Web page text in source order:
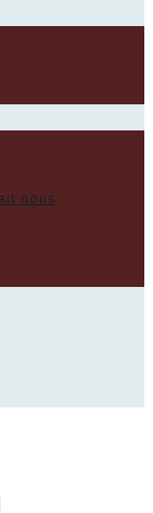
nous